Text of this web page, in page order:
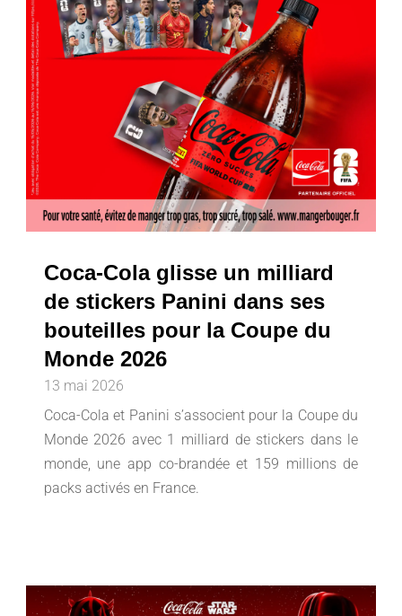
Coca-Cola glisse un milliard
de stickers Panini dans ses
bouteilles pour la Coupe du
Monde 2026
13 mai 2026
Coca-Cola et Panini s’associent pour la Coupe du
Monde 2026 avec 1 milliard de stickers dans le
monde, une app co-brandée et 159 millions de
packs activés en France.